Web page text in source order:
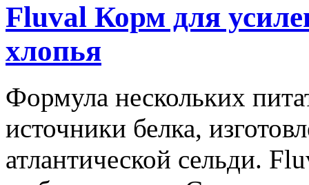
Fluval Корм для
хлопья
Формула нескольких
источники белка,
атлантической сельди.